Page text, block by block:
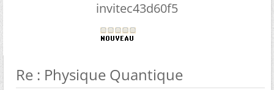
invitec43d60f5
Re : Physique Quantique